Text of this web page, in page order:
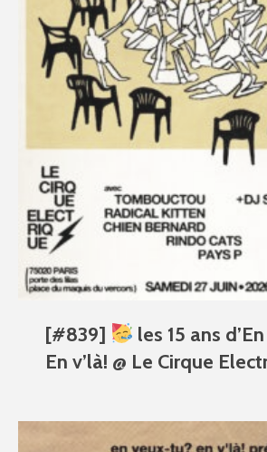
[#839]
les 15 ans
En v’là! @ Le Cirque